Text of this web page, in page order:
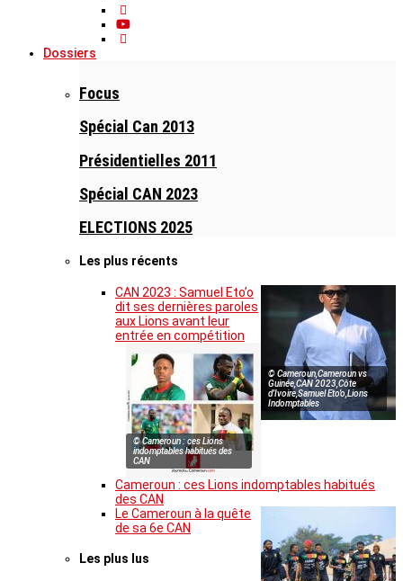
Dossiers
Focus
Spécial Can 2013
Présidentielles 2011
Spécial CAN 2023
ELECTIONS 2025
Les plus récents
© Cameroun,Cameroun vs
Guinée,CAN 2023,Côte
d’Ivoire,Samuel Eto’o,Lions
Indomptables
CAN 2023 : Samuel Eto’o
dit ses dernières paroles
aux Lions avant leur
entrée en compétition
© Cameroun : ces Lions
indomptables habitués des
CAN
Cameroun : ces Lions indomptables habitués
des CAN
Le Cameroun à la quête
de sa 6e CAN
Les plus lus